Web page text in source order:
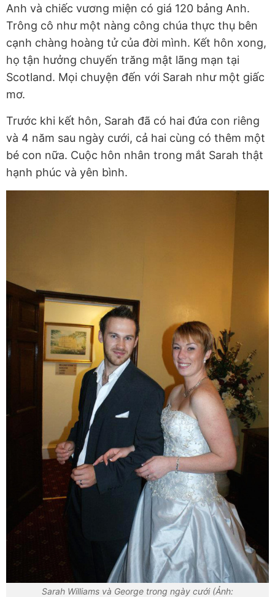
Anh và chiếc vương miện có giá 120 bảng Anh.
Trông cô như một nàng công chúa thực thụ bên
cạnh chàng hoàng tử của đời mình. Kết hôn xong,
họ tận hưởng chuyến trăng mật lãng mạn tại
Scotland. Mọi chuyện đến với Sarah như một giấc
mơ.
Trước khi kết hôn, Sarah đã có hai đứa con riêng
và 4 năm sau ngày cưới, cả hai cùng có thêm một
bé con nữa. Cuộc hôn nhân trong mắt Sarah thật
hạnh phúc và yên bình.
Sarah Williams và George trong ngày cưới (Ảnh: